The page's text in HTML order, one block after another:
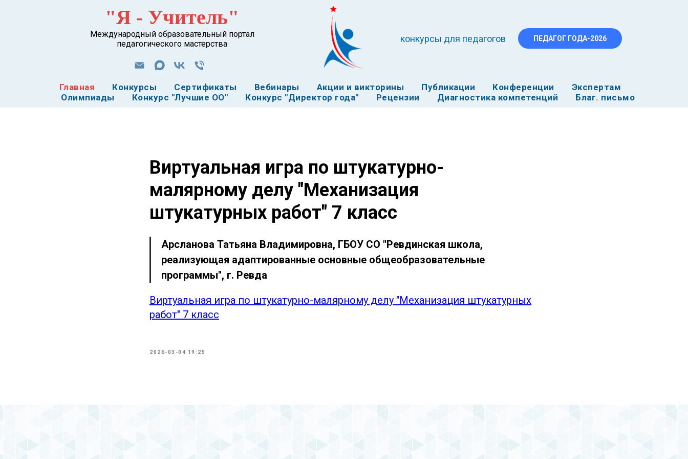
"Я - Учитель"
Международный образовательный портал
педагогического мастерства
конкурсы для педагогов ПЕДАГОГ ГОДА-2026
Главная Конкурсы Сертификаты Вебинары Акции и викторины Публикации Конференции
Экспертам
Олимпиады
Конкурс "Лучшие ОО" Конкурс "Директор года" Рецензии Диагностика компетенций Благ. письмо
Виртуальная игра по штукатурно-
малярному делу "Механизация
штукатурных работ" 7 класс
Арсланова Татьяна Владимировна, ГБОУ СО "Ревдинская школа,
реализующая адаптированные основные общеобразовательные
программы", г. Ревда
Виртуальная игра по штукатурно-малярному делу "Механизация штукатурных
работ" 7 класс
2026-03-04 19:25